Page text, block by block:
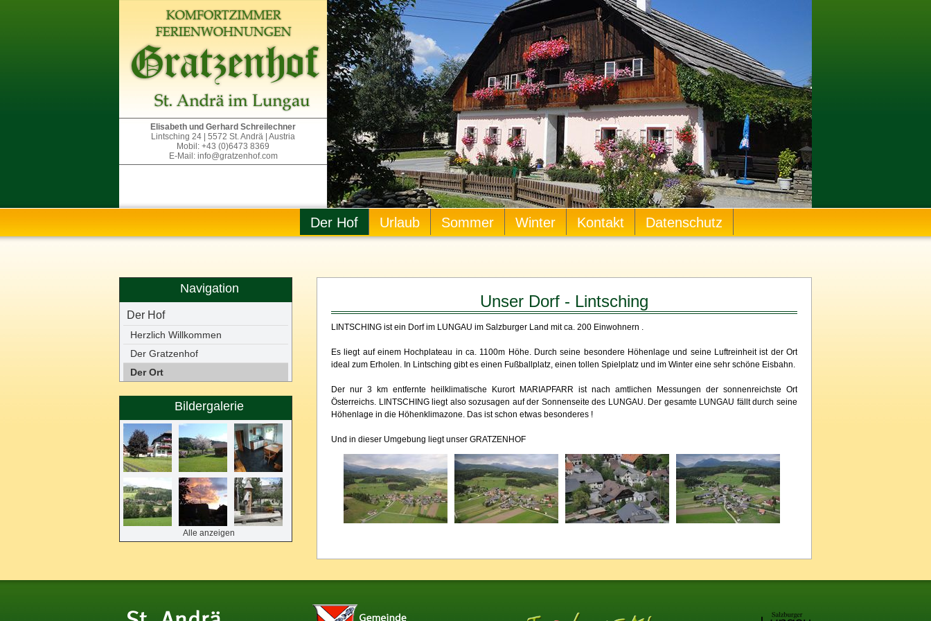
Elisabeth und Gerhard Schreilechner
Lintsching 24 | 5572 St. Andrä | Austria
Mobil: +43 (0)6473 8369
E-Mail: info@gratzenhof.com
Der Hof Urlaub Sommer Winter Kontakt Datenschutz
Unser Dorf - Lintsching
LINTSCHING ist ein Dorf im LUNGAU im Salzburger Land mit ca. 200 Einwohnern .
Es liegt auf einem Hochplateau in ca. 1100m Höhe. Durch seine besondere Höhenlage und seine Luftreinheit ist der Ort
ideal zum Erholen. In Lintsching gibt es einen Fußballplatz, einen tollen Spielplatz und im Winter eine sehr schöne Eisbahn.
Der nur 3 km entfernte heilklimatische Kurort MARIAPFARR ist nach amtlichen Messungen der sonnenreichste Ort
Österreichs. LINTSCHING liegt also sozusagen auf der Sonnenseite des LUNGAU. Der gesamte LUNGAU fällt durch seine
Höhenlage in die Höhenklimazone. Das ist schon etwas besonderes !
Und in dieser Umgebung liegt unser GRATZENHOF
Navigation
Der Hof
Herzlich Willkommen
Der Gratzenhof
Der Ort
Bildergalerie
Alle anzeigen